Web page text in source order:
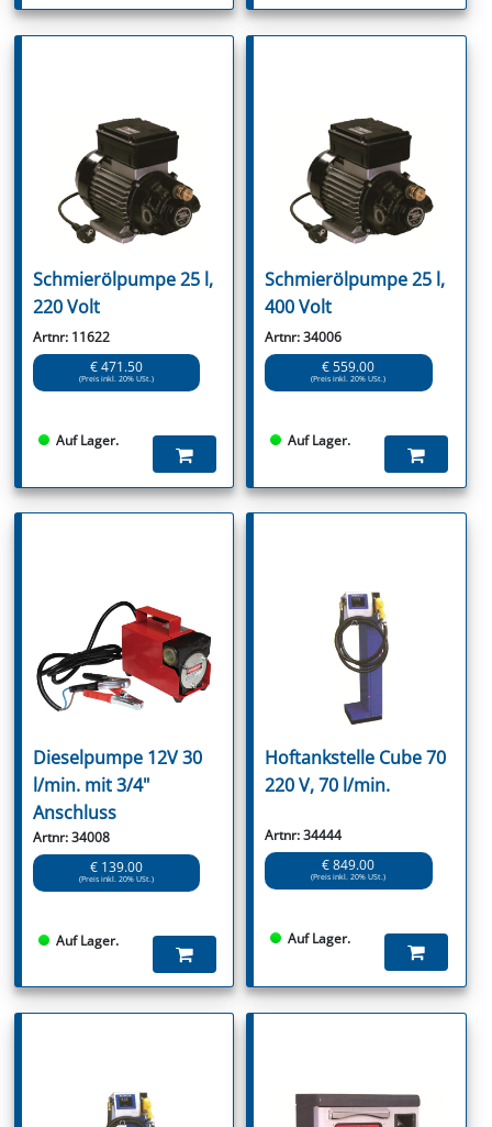
Schmierölpumpe 25 l,
220 Volt
Artnr: 11622
€ 471.50
(Preis inkl. 20% USt.)
Auf Lager.
Schmierölpumpe 25 l,
400 Volt
Artnr: 34006
€ 559.00
(Preis inkl. 20% USt.)
Auf Lager.
Dieselpumpe 12V 30
l/min. mit 3/4"
Anschluss
Artnr: 34008
€ 139.00
(Preis inkl. 20% USt.)
Auf Lager.
Hoftankstelle Cube 70
220 V, 70 l/min.
Artnr: 34444
€ 849.00
(Preis inkl. 20% USt.)
Auf Lager.